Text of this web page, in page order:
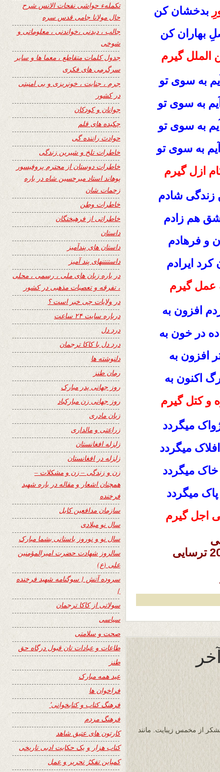
بدخشان کن
بهاران کن
الملل گیرم
به سوی تو
به سوی تو
به سوی تو
آیم به سوی تو
ازل گیرم
زندگی شادم
هم زادم
و فرهادم
کرد ایرادم
عمل گیرم
افزون به
در خون به
افزون به
اکنون به
و کتل گیرم
میگردد
میگردد
خاک میگردد
پاک میگردد
اجل گیرم
از مخمس زیبایت. مانند
تکملهء حواشی نفحات الانس شرح
حال مولانا جامی قدس سره
جالب ، دیدنی ،خواندنی ، معلوماتی و
شوخی
جدول کلمات متقاطع ، معما ها و سایر
سرگرمی های فکری
جرم ، جنایت ، خونریزی و بی امنیتی
در کشور
جوانان و کودکان
چکیده های قلم
حوادث راننده گی
خاطرات تلخ و شیرین زندگی
خاطرات دوستان از محترم پروفیسور
پوهاند استاد میرحسین شاه در باره
زحمات شان
خاطرات وطن
خاطراتی از فرهیختگان
داستان
داستان های پندآمیز
داستنتنهای پند آمیز
در باره زبان های ملی ، رسمی ، محلی
، تفرقه و تعصبات مذهبی در کشور
در ولایات چی خبر است ؟
درباره سایت ۲۴ ساعت
درد دل
درد دل با کاکا ترجمان
دلنوشته ها
رمان طنز
روز جهانی پدر مبارک
روز جهانی زن مبارکباد
زبان مادری
زراعتی و مالداری
زلزله افغانستان
زلزله در افغانستان
زن و زندگی – زن و مشکلات –
همچنان اشعار و مقاله در باره شهید
فرخنده
سازمان مدافعین کابل
سال نو میلادی
سال نو و نوروز باستانی بشما مبارک
سالروز شهادت حضرت امیرالمؤمنین
علی (ع)
سروده آتش { سوگنامه شهید فرخنده
}
سولاتی از کاکا ترجمان
سیاسی
صحت و سلامتی
طاعات و عبادات تان قبول درگاه حق
طنز
عید همه مبارک
فراخوان ها
فرهنگ کتاب و کتابخوانی٬
فرهنگ مردم
کارتون های عتیق شاهد
کتاب هزار و یک حکایت ادبی تاریخی
کمپاین تفکرُ تحریر و عمل